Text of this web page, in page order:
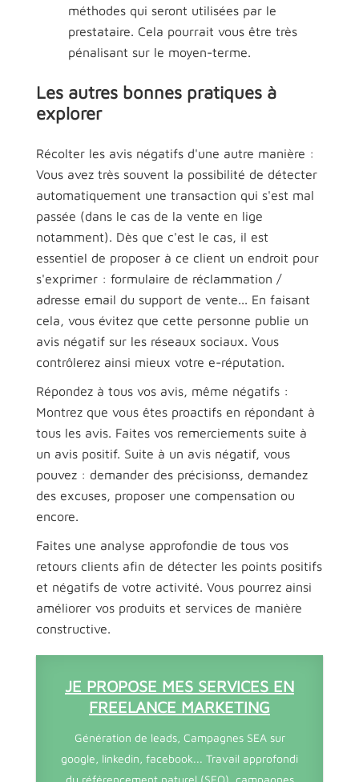
méthodes qui seront utilisées par le
prestataire. Cela pourrait vous être très
pénalisant sur le moyen-terme.
Les autres bonnes pratiques à
explorer
Récolter les avis négatifs d'une autre manière :
Vous avez très souvent la possibilité de détecter
automatiquement une transaction qui s'est mal
passée (dans le cas de la vente en lige
notamment). Dès que c'est le cas, il est
essentiel de proposer à ce client un endroit pour
s'exprimer : formulaire de réclammation /
adresse email du support de vente... En faisant
cela, vous évitez que cette personne publie un
avis négatif sur les réseaux sociaux. Vous
contrôlerez ainsi mieux votre e-réputation.
Répondez à tous vos avis, même négatifs :
Montrez que vous êtes proactifs en répondant à
tous les avis. Faites vos remerciements suite à
un avis positif. Suite à un avis négatif, vous
pouvez : demander des précisionss, demandez
des excuses, proposer une compensation ou
encore.
Faites une analyse approfondie de tous vos
retours clients afin de détecter les points positifs
et négatifs de votre activité. Vous pourrez ainsi
améliorer vos produits et services de manière
constructive.
JE PROPOSE MES SERVICES EN
FREELANCE MARKETING
Génération de leads, Campagnes SEA sur
google, linkedin, facebook... Travail approfondi
du référencement naturel (SEO), campagnes